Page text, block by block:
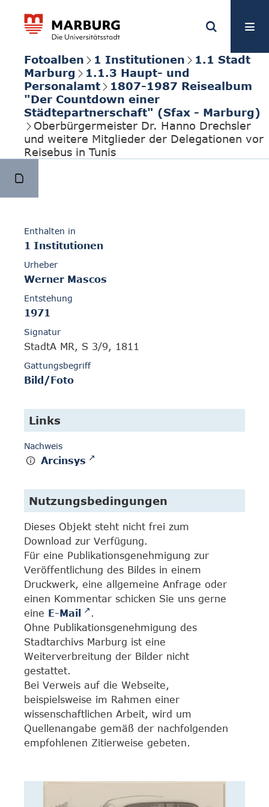
Fotoalben 1 Institutionen
1.1 Stadt
Marburg
1.1.3 Haupt- und
Personalamt
1807-1987 Reisealbum
"Der Countdown einer
Städtepartnerschaft" (Sfax - Marburg)
Oberbürgermeister Dr. Hanno Drechsler
und weitere Mitglieder der Delegationen vor
Reisebus in Tunis
Enthalten in
1 Institutionen
Urheber
Werner Mascos
Entstehung
1971
Signatur
StadtA MR, S 3/9, 1811
Gattungsbegriff
Bild/Foto
Links
Nachweis
Arcinsys
Nutzungsbedingungen
Dieses Objekt steht nicht frei zum
Download zur Verfügung.
Für eine Publikationsgenehmigung zur
Veröffentlichung des Bildes in einem
Druckwerk, eine allgemeine Anfrage oder
einen Kommentar schicken Sie uns gerne
eine E-Mail
.
Ohne Publikationsgenehmigung des
Stadtarchivs Marburg ist eine
Weiterverbreitung der Bilder nicht
gestattet.
Bei Verweis auf die Webseite,
beispielsweise im Rahmen einer
wissenschaftlichen Arbeit, wird um
Quellenangabe gemäß der nachfolgenden
empfohlenen Zitierweise gebeten.